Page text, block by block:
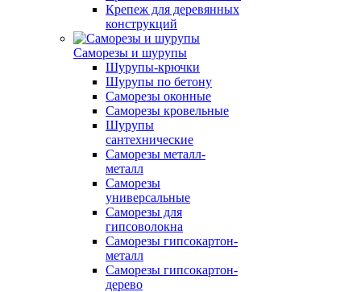
Крепеж для деревянных
конструкций
Саморезы и шурупы
Шурупы-крючки
Шурупы по бетону
Саморезы оконные
Саморезы кровельные
Шурупы
сантехнические
Саморезы металл-
металл
Саморезы
универсальные
Саморезы для
гипсоволокна
Саморезы гипсокартон-
металл
Саморезы гипсокартон-
дерево